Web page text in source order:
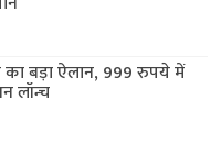
का बड़ा ऐलान, 999 रुपये में
लॉन्च